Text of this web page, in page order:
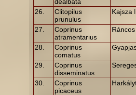
26.
Clitopilus
prunulus
Kajsza
27.
Coprinus
atramentarius
28.
Coprinus
comatus
29.
Coprinus
disseminatus
30.
Coprinus
picaceus